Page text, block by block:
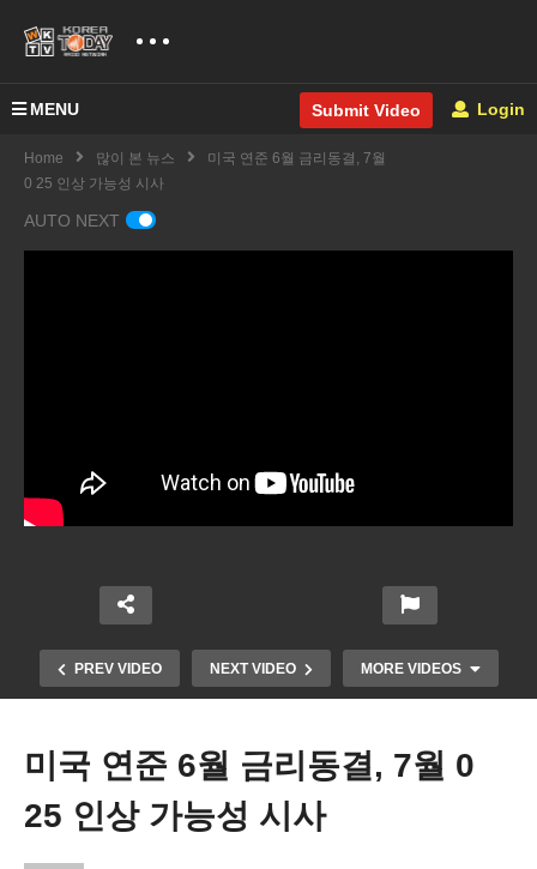
MENU Submit Video Login
Home 많이 본 뉴스
미국 연준 6월 금리동결, 7월
0 25 인상 가능성 시사
AUTO NEXT
PREV VIDEO NEXT VIDEO MORE VIDEOS
미국 연준 6월 금리동결, 7월 0
25 인상 가능성 시사